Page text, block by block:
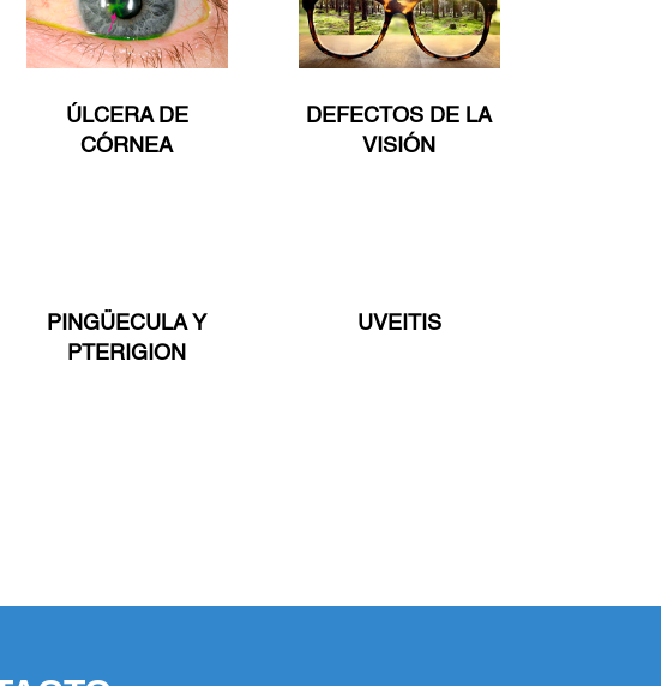
ÚLCERA DE
CÓRNEA
DEFECTOS DE LA
VISIÓN
PINGÜECULA Y
PTERIGION
UVEITIS